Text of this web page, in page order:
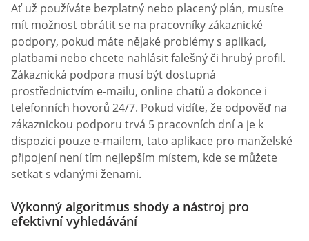
Ať už používáte bezplatný nebo placený plán, musíte
mít možnost obrátit se na pracovníky zákaznické
podpory, pokud máte nějaké problémy s aplikací,
platbami nebo chcete nahlásit falešný či hrubý profil.
Zákaznická podpora musí být dostupná
prostřednictvím e-mailu, online chatů a dokonce i
telefonních hovorů 24/7. Pokud vidíte, že odpověď na
zákaznickou podporu trvá 5 pracovních dní a je k
dispozici pouze e-mailem, tato aplikace pro manželské
připojení není tím nejlepším místem, kde se můžete
setkat s vdanými ženami.
Výkonný algoritmus shody a nástroj pro
efektivní vyhledávání